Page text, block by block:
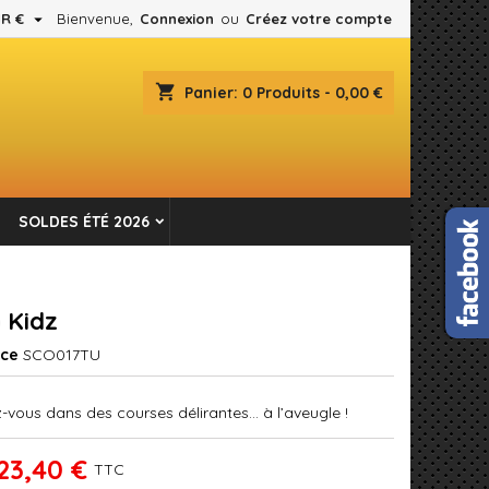
Bienvenue, Connexion ou Créez votre compte
€ 
shopping_cart Panier: 0 Produits - 0,00 €
SOLDES ÉTÉ 2026
Kidz
SCO017TU
dans des courses délirantes... à l’aveugle !
€ TTC